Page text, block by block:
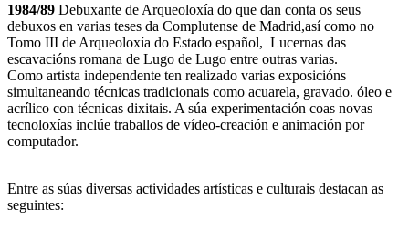
1984/89 Debuxante de Arqueoloxía do que dan conta os seus
debuxos en varias teses da Complutense de Madrid,así como no
Tomo III de Arqueoloxía do Estado español, Lucernas das
escavacións romana de Lugo de Lugo entre outras varias.
Como artista independente ten realizado varias exposicións
simultaneando técnicas tradicionais como acuarela, gravado. óleo e
acrílico con técnicas dixitais. A súa experimentación coas novas
tecnoloxías inclúe traballos de vídeo-creación e animación por
computador.
Entre as súas diversas actividades artísticas e culturais destacan as
seguintes: